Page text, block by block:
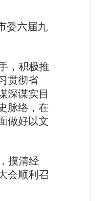
委六届九
，积极推
贯彻省
深谋实目
脉络，在
做好以文
摸清经
会顺利召